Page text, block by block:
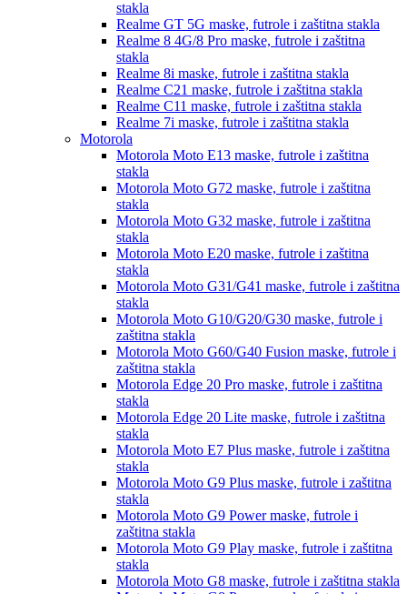
stakla
Realme GT 5G maske, futrole i zaštitna stakla
Realme 8 4G/8 Pro maske, futrole i zaštitna
stakla
Realme 8i maske, futrole i zaštitna stakla
Realme C21 maske, futrole i zaštitna stakla
Realme C11 maske, futrole i zaštitna stakla
Realme 7i maske, futrole i zaštitna stakla
Motorola
Motorola Moto E13 maske, futrole i zaštitna
stakla
Motorola Moto G72 maske, futrole i zaštitna
stakla
Motorola Moto G32 maske, futrole i zaštitna
stakla
Motorola Moto E20 maske, futrole i zaštitna
stakla
Motorola Moto G31/G41 maske, futrole i zaštitna
stakla
Motorola Moto G10/G20/G30 maske, futrole i
zaštitna stakla
Motorola Moto G60/G40 Fusion maske, futrole i
zaštitna stakla
Motorola Edge 20 Pro maske, futrole i zaštitna
stakla
Motorola Edge 20 Lite maske, futrole i zaštitna
stakla
Motorola Moto E7 Plus maske, futrole i zaštitna
stakla
Motorola Moto G9 Plus maske, futrole i zaštitna
stakla
Motorola Moto G9 Powermaske, futrole i
zaštitna stakla
Motorola Moto G9 Play maske, futrole i zaštitna
stakla
Motorola Moto G8 maske, futrole i zaštitna stakla